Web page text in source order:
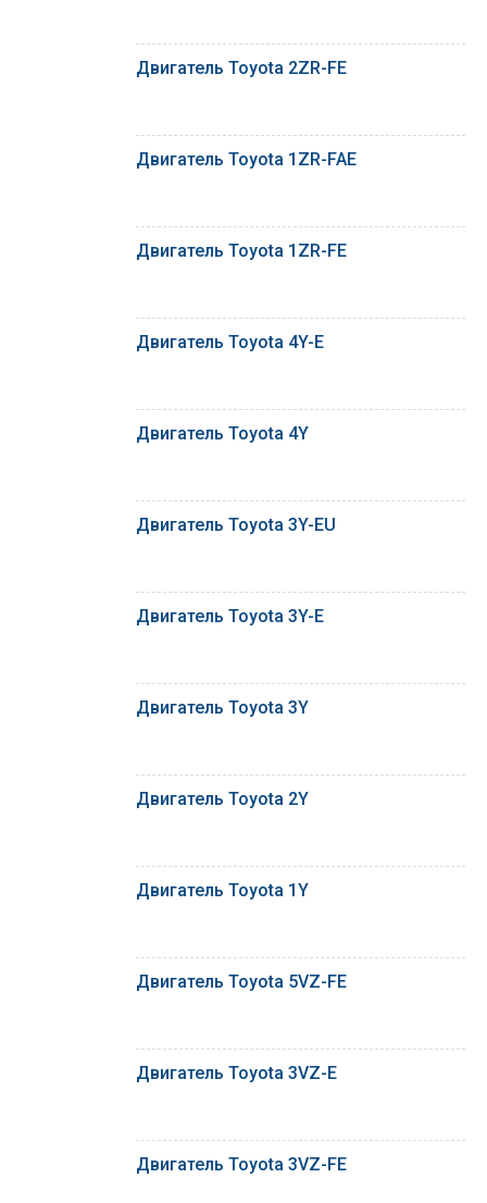
Двигатель Toyota 2ZR-FE
Двигатель Toyota 1ZR-FAE
Двигатель Toyota 1ZR-FE
Двигатель Toyota 4Y-E
Двигатель Toyota 4Y
Двигатель Toyota 3Y-EU
Двигатель Toyota 3Y-E
Двигатель Toyota 3Y
Двигатель Toyota 2Y
Двигатель Toyota 1Y
Двигатель Toyota 5VZ-FE
Двигатель Toyota 3VZ-E
Двигатель Toyota 3VZ-FE